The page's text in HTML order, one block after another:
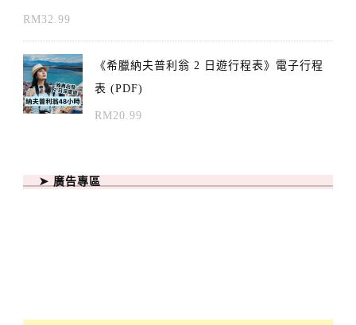
RM32.99
《希臘納夫普利翁 2 日遊行程表》電子行程
表 (PDF)
RM20.99
➤ 廣告專區